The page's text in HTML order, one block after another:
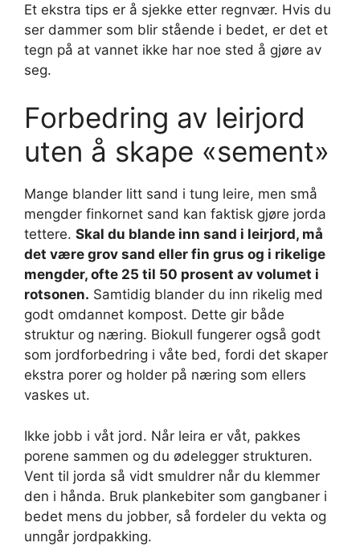
Et ekstra tips er å sjekke etter regnvær. Hvis du
ser dammer som blir stående i bedet, er det et
tegn på at vannet ikke har noe sted å gjøre av
seg.
Forbedring av leirjord
uten å skape «sement»
Mange blander litt sand i tung leire, men små
mengder finkornet sand kan faktisk gjøre jorda
tettere. Skal du blande inn sand i leirjord, må
det være grov sand eller fin grus og i rikelige
mengder, ofte 25 til 50 prosent av volumet i
rotsonen. Samtidig blander du inn rikelig med
godt omdannet kompost. Dette gir både
struktur og næring. Biokull fungerer også godt
som jordforbedring i våte bed, fordi det skaper
ekstra porer og holder på næring som ellers
vaskes ut.
Ikke jobb i våt jord. Når leira er våt, pakkes
porene sammen og du ødelegger strukturen.
Vent til jorda så vidt smuldrer når du klemmer
den i hånda. Bruk plankebiter som gangbaner i
bedet mens du jobber, så fordeler du vekta og
unngår jordpakking.